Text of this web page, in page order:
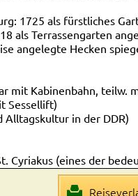
1725 als fürstliches
als Terrassengarten
angelegte Hecken
mit Kabinenbahn, teilw.
Sessellift)
Alltagskultur in der DDR)
Cyriakus (eines der
Jahre 1521 wurde die
Deutschland)